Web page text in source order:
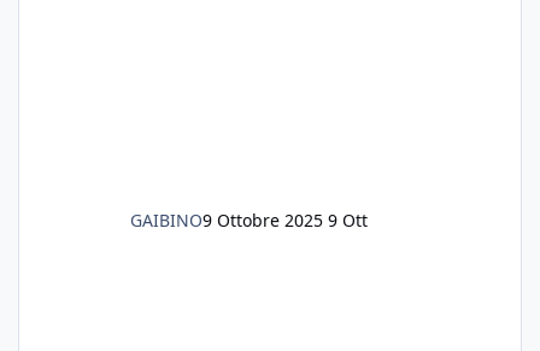
GAIBINO9 Ottobre 2025 9 Ott